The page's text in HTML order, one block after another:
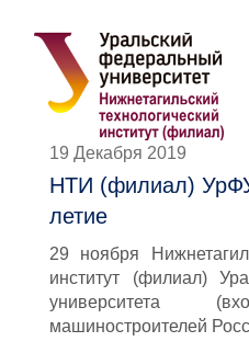
19 Декабря 2019
НТИ (филиал)
летие
29 ноября
институт (филиал)
университета
машиностроителей